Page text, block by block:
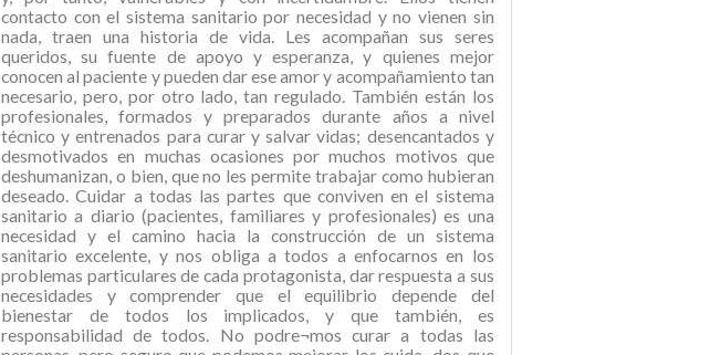
contacto con el sistema sanitario por necesidad y no vienen sin
nada, traen una historia de vida. Les acompañan sus seres
queridos, su fuente de apoyo y esperanza, y quienes mejor
conocen al paciente y pueden dar ese amor y acompañamiento tan
necesario, pero, por otro lado, tan regulado. También están los
profesionales, formados y preparados durante años a nivel
técnico y entrenados para curar y salvar vidas; desencantados y
desmotivados en muchas ocasiones por muchos motivos que
deshumanizan, o bien, que no les permite trabajar como hubieran
deseado. Cuidar a todas las partes que conviven en el sistema
sanitario a diario (pacientes, familiares y profesionales) es una
necesidad y el camino hacia la construcción de un sistema
sanitario excelente, y nos obliga a todos a enfocarnos en los
problemas particulares de cada protagonista, dar respuesta a sus
necesidades y comprender que el equilibrio depende del
bienestar de todos los implicados, y que también, es
responsabilidad de todos. No podre¬mos curar a todas las